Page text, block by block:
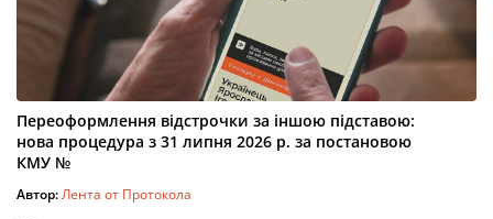
Переоформлення відстрочки за іншою підставою:
нова процедура з 31 липня 2026 р. за постановою
КМУ №
Автор:Лента от Протокола